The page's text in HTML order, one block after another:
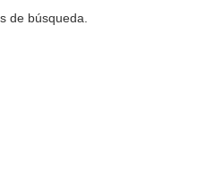
de búsqueda.